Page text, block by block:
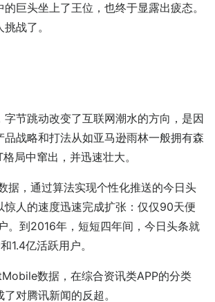
巨头坐上了王位，也终于显露出疲态。
战了。
字节跳动改变了互联网潮水的方向，是因
品战略和打法从如亚马逊雨林一般拥有森
局中窜出，并迅速壮大。
据，通过算法实现个性化推送的今日头
惊人的速度迅速完成扩张：仅仅90天便
。到2016年，短短四年间，今日头条就
1.4亿活跃用户。
数据，在综合资讯类APP的分类
对腾讯新闻的反超。